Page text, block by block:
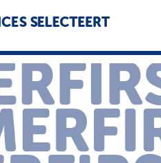
SELECTEERT